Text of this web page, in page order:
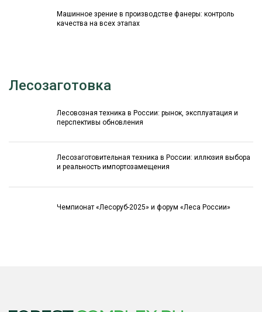
Машинное зрение в производстве фанеры: контроль
качества на всех этапах
Лесозаготовка
Лесовозная техника в России: рынок, эксплуатация и
перспективы обновления
Лесозаготовительная техника в России: иллюзия выбора
и реальность импортозамещения
Чемпионат «Лесоруб-2025» и форум «Леса России»